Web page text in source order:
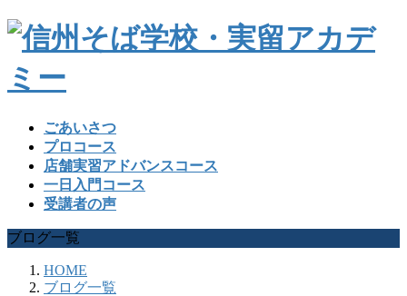
ごあいさつ
プロコース
店舗実習アドバンスコース
一日入門コース
受講者の声
ブログ一覧
HOME
ブログ一覧